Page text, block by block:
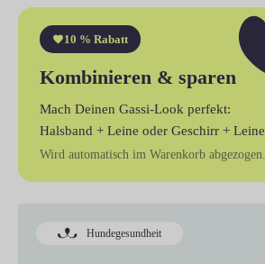
10 % Rabatt
Kombinieren & sparen
Mach Deinen Gassi-Look perfekt:
Halsband + Leine oder Geschirr + Leine
Wird automatisch im Warenkorb abgezogen.
Hundegesundheit